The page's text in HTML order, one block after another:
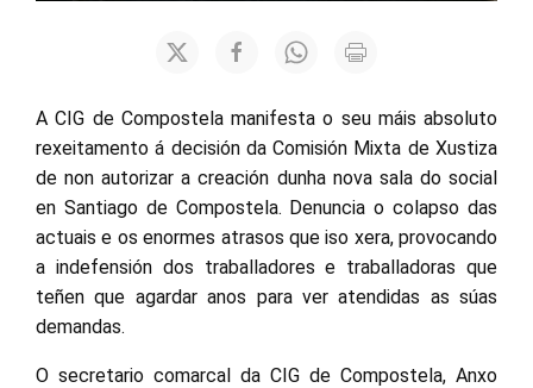
A CIG de Compostela manifesta o seu máis absoluto
rexeitamento á decisión da Comisión Mixta de Xustiza
de non autorizar a creación dunha nova sala do social
en Santiago de Compostela. Denuncia o colapso das
actuais e os enormes atrasos que iso xera, provocando
a indefensión dos traballadores e traballadoras que
teñen que agardar anos para ver atendidas as súas
demandas.
O secretario comarcal da CIG de Compostela, Anxo